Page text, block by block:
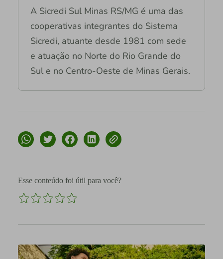
A Sicredi Sul Minas RS/MG é uma das
cooperativas integrantes do Sistema
Sicredi, atuante desde 1981 com sede
e atuação no Norte do Rio Grande do
Sul e no Centro-Oeste de Minas Gerais.
Esse conteúdo foi útil para você?